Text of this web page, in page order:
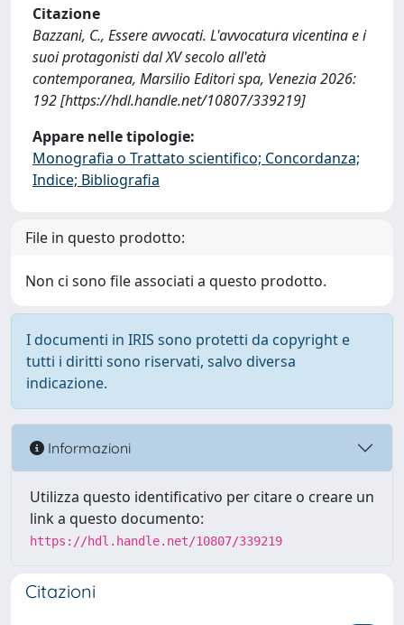
Citazione
Bazzani, C., Essere avvocati. L'avvocatura vicentina e i
suoi protagonisti dal XV secolo all'età
contemporanea, Marsilio Editori spa, Venezia 2026:
192 [https://hdl.handle.net/10807/339219]
Appare nelle tipologie:
Monografia o Trattato scientifico; Concordanza;
Indice; Bibliografia
File in questo prodotto:
Non ci sono file associati a questo prodotto.
I documenti in IRIS sono protetti da copyright e
tutti i diritti sono riservati, salvo diversa
indicazione.
Informazioni
Utilizza questo identificativo per citare o creare un
link a questo documento:
https://hdl.handle.net/10807/339219
Citazioni